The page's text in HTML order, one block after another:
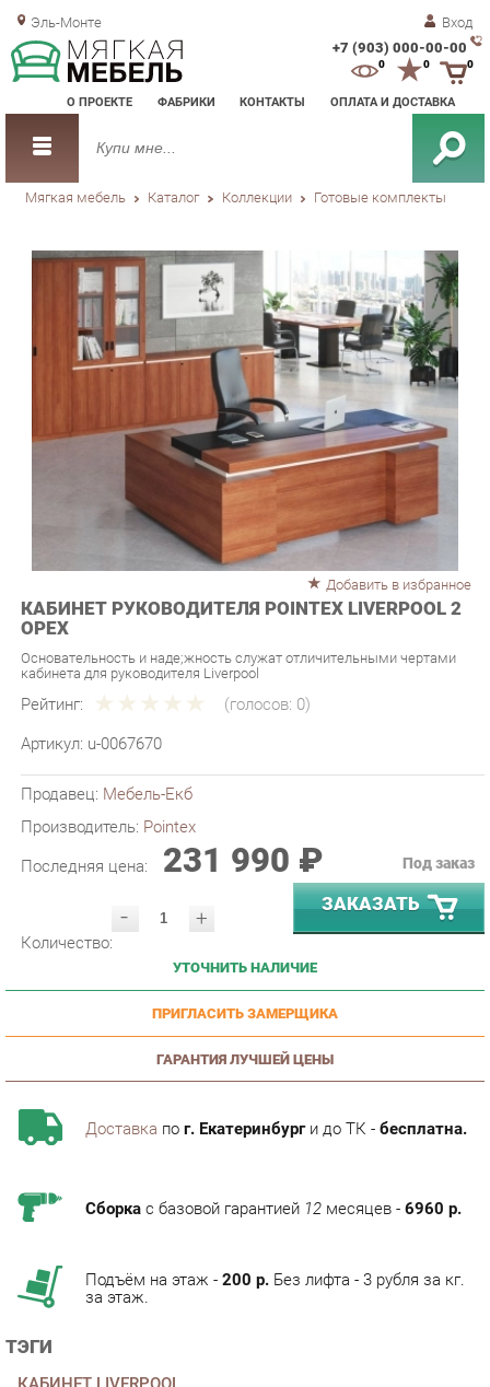
Эль-Монте Вход
+7 (903) 000-00-00
О ПРОЕКТЕ ФАБРИКИ КОНТАКТЫ ОПЛАТА И ДОСТАВКА
0 0
Мягкая мебель Каталог Коллекции Готовые комплекты
КАБИНЕТ РУКОВОДИТЕЛЯ POINTEX LIVERPOOL 2
ОРЕХ
Основательность и надe;жность служат отличительными чертами
Рейтинг: (голосов:
Артикул: u-0067670
Производитель:Pointex
Последняя цена: 231 990 ₽
- ЗАКАЗАТЬ
УТОЧНИТЬ НАЛИЧИЕ
ПРИГЛАСИТЬ ЗАМЕРЩИКА
ГАРАНТИЯ ЛУЧШЕЙ ЦЕНЫ
Доставкапог. Екатеринбурги до ТК -бесплатна.
ТЭГИ